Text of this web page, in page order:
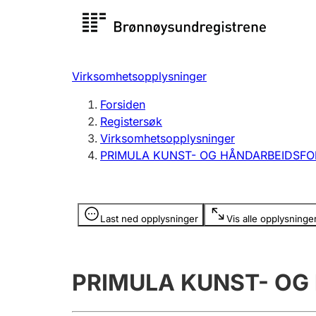
Registersøk
Registrere, endre, slette
Virksomhetsopplysninger
Forsiden
Registersøk
Virksomhetsopplysninger
PRIMULA KUNST- OG
Last ned opplysninger Vis alle
Opplysninger er skjult
PRIMULA KUNST-